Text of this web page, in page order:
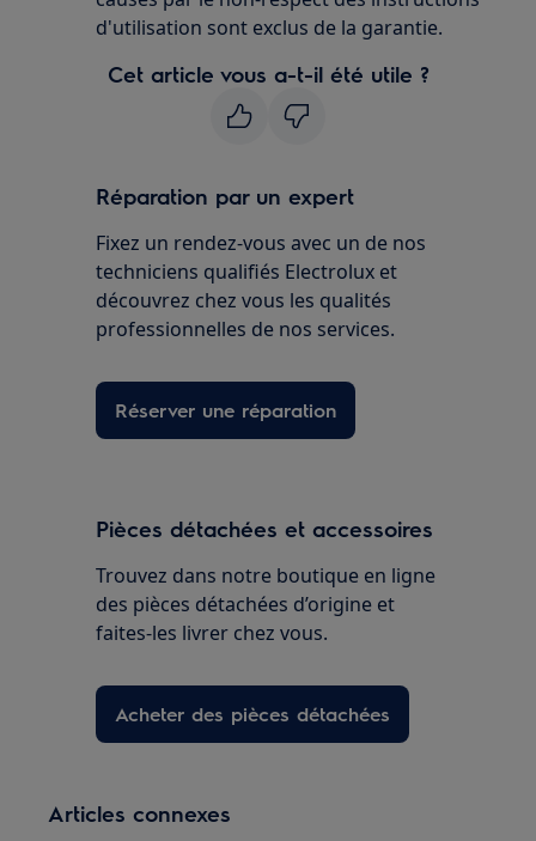
d'utilisation sont exclus de la garantie.
Cet article vous a-t-il été utile ?
Réparation par un expert
Fixez un rendez-vous avec un de nos
techniciens qualifiés Electrolux et
découvrez chez vous les qualités
professionnelles de nos services.
Réserver une réparation
Pièces détachées et accessoires
Trouvez dans notre boutique en ligne
des pièces détachées d’origine et
faites-les livrer chez vous.
Acheter des pièces détachées
Articles connexes